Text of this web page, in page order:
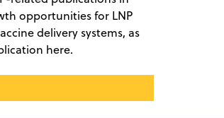
opportunities for LNP
delivery systems, as
here.